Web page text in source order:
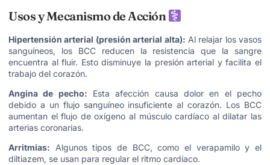
​Usos y Mecanismo de Acción
Hipertensión arterial (presión arterial alta): Al relajar los vasos
sanguíneos, los BCC reducen la resistencia que la sangre
encuentra al fluir. Esto disminuye la presión arterial y facilita el
trabajo del corazón.
Angina de pecho: Esta afección causa dolor en el pecho
debido a un flujo sanguíneo insuficiente al corazón. Los BCC
aumentan el flujo de oxígeno al músculo cardíaco al dilatar las
arterias coronarias.
Arritmias: Algunos tipos de BCC, como el verapamilo y el
diltiazem, se usan para regular el ritmo cardíaco.